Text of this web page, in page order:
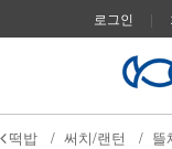
로그인 |
떡밥 / 써치/랜턴 / 뜰